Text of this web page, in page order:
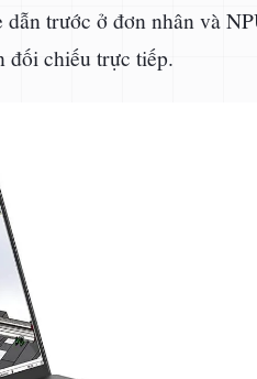
trước ở đơn nhân và
đối chiếu trực tiếp.